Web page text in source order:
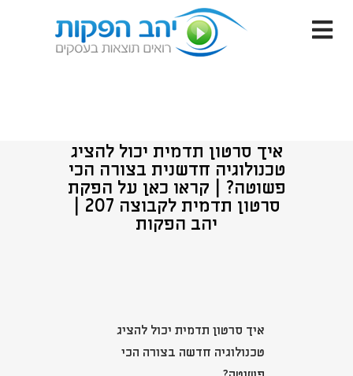
איך סרטון תדמית יכול להציג
טכנולוגיה חדשנית בצורה הכי
פשוטה? | קראו כאן על הפקת
יהב הפקות
איך סרטון תדמית יכול להציג
טכנולוגיה חדשה בצורה הכי